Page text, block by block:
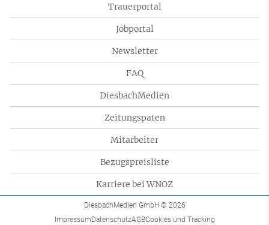
Trauerportal
Jobportal
Newsletter
FAQ
DiesbachMedien
Zeitungspaten
Mitarbeiter
Bezugspreisliste
Karriere bei WNOZ
DiesbachMedien GmbH © 2026
ImpressumDatenschutzAGBCookies und Tracking